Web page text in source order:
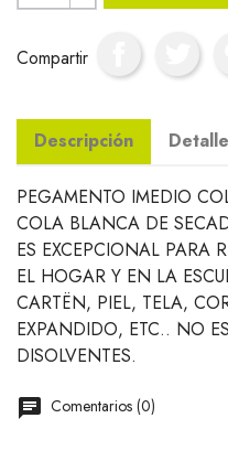
Compartir
Descripción
PEGAMENTO IMEDIO
COLA BLANCA DE
ES EXCEPCIONAL PARA
EL HOGAR Y EN LA
CARTËN, PIEL, TELA,
EXPANDIDO, ETC.. NO
DISOLVENTES.
Comentarios (0)